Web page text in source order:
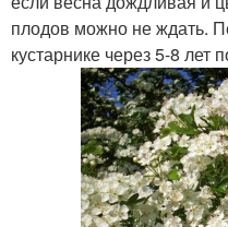
плодов можно не ждать.
кустарнике через 5-8 лет